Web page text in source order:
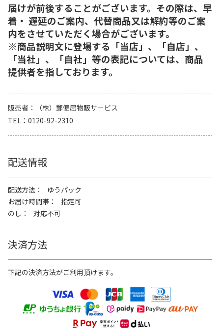
届けが前後することがございます。その際は、早
着・ 遅延のご案内、代替商品又は解約等のご案
内をさせていただく場合がございます。
※商品説明文に登場する「当店」、「自店」、
「当社」、「自社」等の表記については、商品
提供者を指しております。
販売者
（株）郵便局物販サービス
TEL
0120-92-2310
配送情報
配送方法
ゆうパック
お届け時間帯
指定可
のし
対応不可
決済方法
下記の決済方法がご利用頂けます。